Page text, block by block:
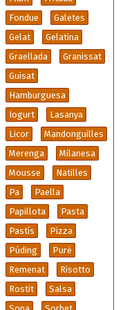
Fondue
Galetes
Gelat
Gelatina
Graellada
Granissat
Guisat
Hamburguesa
Iogurt
Lasanya
Licor
Mandonguilles
Merenga
Milanesa
Mousse
Natilles
Pa
Paella
Papillota
Pasta
Pastís
Pizza
Púding
Puré
Remenat
Risotto
Rostit
Salsa